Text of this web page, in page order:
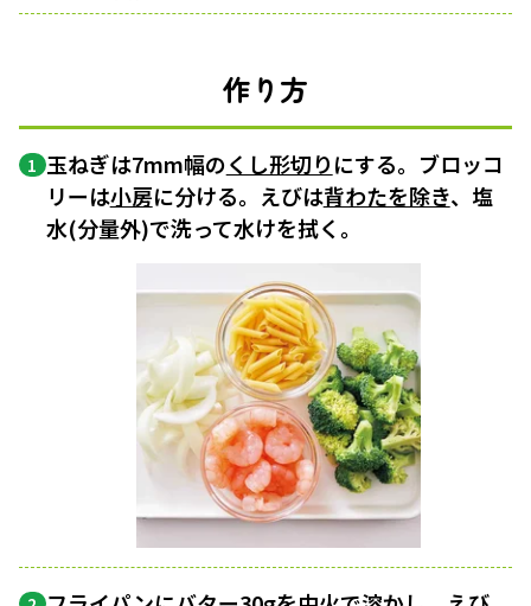
作り方
1 玉ねぎは7mm幅のくし形切りにする。ブロッコ
リーは小房に分ける。えびは背わたを除き、塩
水(分量外)で洗って水けを拭く。